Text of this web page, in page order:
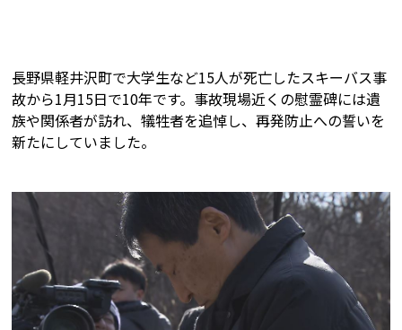
長野県軽井沢町で大学生など15人が死亡したスキーバス事
故から1月15日で10年です。事故現場近くの慰霊碑には遺
族や関係者が訪れ、犠牲者を追悼し、再発防止への誓いを
新たにしていました。